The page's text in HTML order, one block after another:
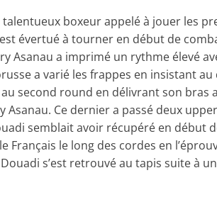
talentueux boxeur appelé à jouer les
évertué à tourner en début de
Asanau a imprimé un rythme élevé
a varié les frappes en insistant
second round en délivrant son bras
Ce dernier a passé deux
semblait avoir récupéré en début
le long des cordes en
s’est retrouvé au tapis suite à